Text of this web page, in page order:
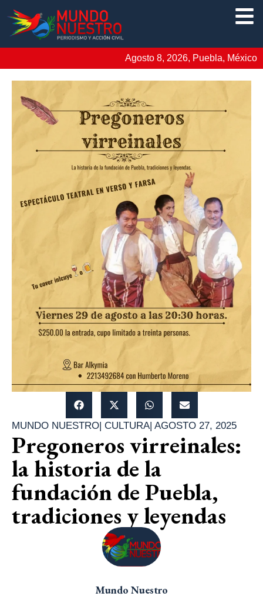
Agosto 8, 2026, Puebla, México
MUNDO NUESTRO| CULTURA| AGOSTO 27, 2025
Pregoneros virreinales:
la historia de la
fundación de Puebla,
tradiciones y leyendas
Mundo Nuestro